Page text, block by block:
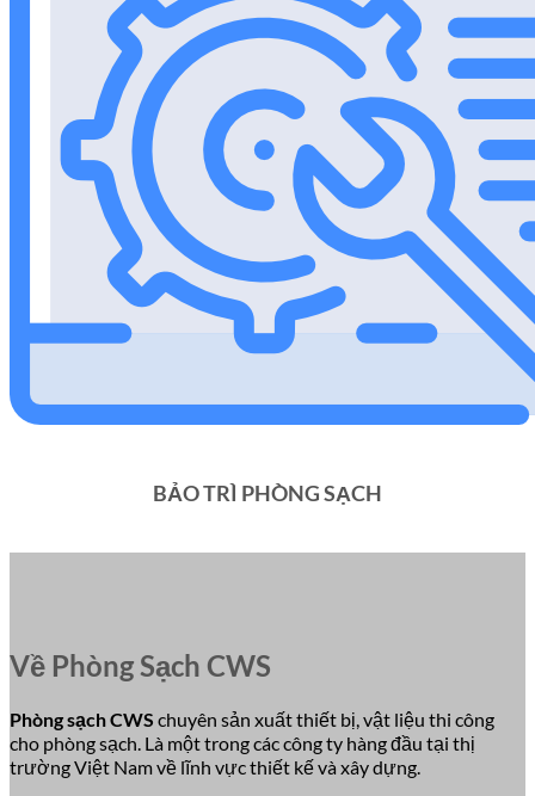
BẢO TRÌ PHÒNG SẠCH
Về Phòng Sạch CWS
Phòng sạch CWS chuyên sản xuất thiết bị, vật liệu thi công
cho phòng sạch. Là một trong các công ty hàng đầu tại thị
trường Việt Nam về lĩnh vực thiết kế và xây dựng.